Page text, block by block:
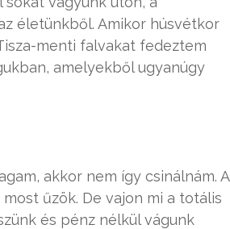
életünkből. Amikor húsvétkor
menti falvakat fedeztem
amelyekből ugyanúgy
akkor nem így csinálnám. A
űzök. De vajon mi a totális
és pénz nélkül vágunk